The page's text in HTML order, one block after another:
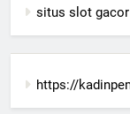
situs slot
https://